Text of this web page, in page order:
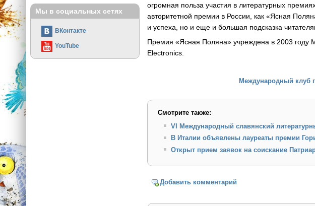
огромная польза участия в литературных
авторитетной премии в России, как «Ясная
и успеха, но и еще и большая подсказка
Премия «Ясная Поляна» учреждена в 2003 году
Electronics.
Международный клуб
Смотрите также:
VI Международный славянский
В Италии объявлены лауреаты премии
Открыт прием заявок на соискание
Добавить комментарий
Мы в социальных сетях
ВКонтакте
YouTube